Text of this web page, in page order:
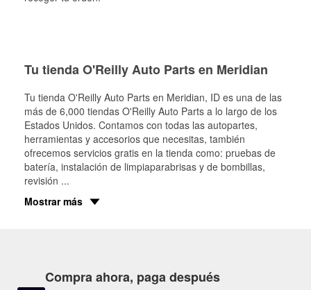
Tu tienda O'Reilly Auto Parts en Meridian
Tu tienda O'Reilly Auto Parts en Meridian, ID es una de las
más de 6,000 tiendas O'Reilly Auto Parts a lo largo de los
Estados Unidos. Contamos con todas las autopartes,
herramientas y accesorios que necesitas, también
ofrecemos servicios gratis en la tienda como: pruebas de
batería, instalación de limpiaparabrisas y de bombillas,
revisión ...
Mostrar más
Compra ahora, paga después